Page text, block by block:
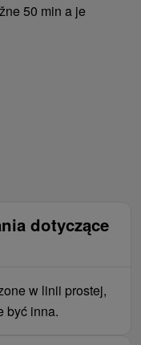
50 min a je
dotyczące
w linii prostej,
być inna.